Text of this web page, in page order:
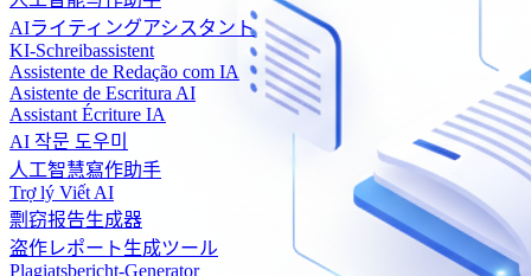
AIライティングアシスタント
KI-Schreibassistent
Assistente de Redação com IA
Asistente de Escritura AI
Assistant Écriture IA
AI 작문 도우미
人工智慧寫作助手
Trợ lý Viết AI
剽窃报告生成器
盗作レポート生成ツール
Plagiatsbericht-Generator